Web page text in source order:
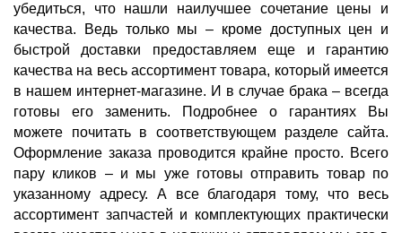
убедиться, что нашли наилучшее сочетание цены и
качества. Ведь только мы – кроме доступных цен и
быстрой доставки предоставляем еще и гарантию
качества на весь ассортимент товара, который имеется
в нашем интернет-магазине. И в случае брака – всегда
готовы его заменить. Подробнее о гарантиях Вы
можете почитать в соответствующем разделе сайта.
Оформление заказа проводится крайне просто. Всего
пару кликов – и мы уже готовы отправить товар по
указанному адресу. А все благодаря тому, что весь
ассортимент запчастей и комплектующих практически